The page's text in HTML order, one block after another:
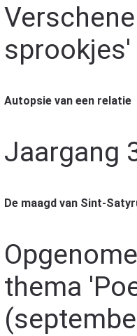
sprookjes'
Autopsie van een relatie
Jaargang
De maagd van Sint-
thema